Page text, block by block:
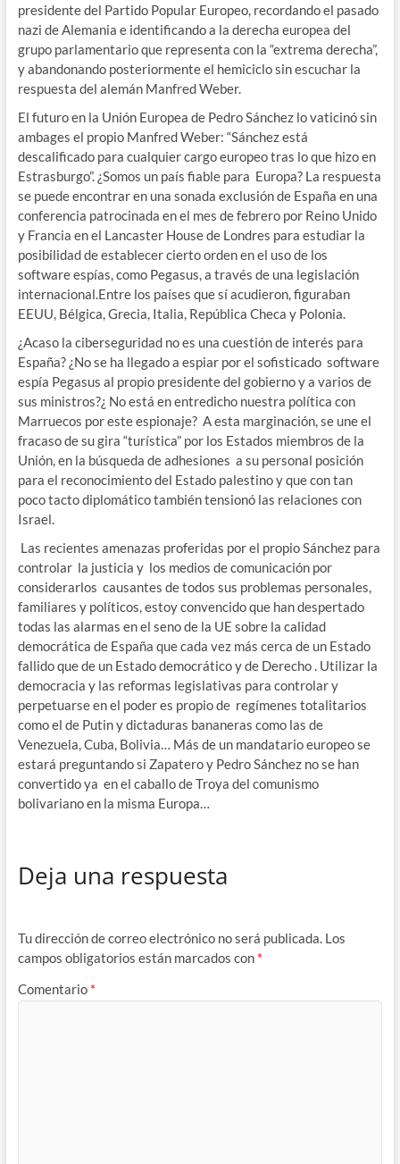
presidente del Partido Popular Europeo, recordando el pasado
nazi de Alemania e identificando a la derecha europea del
grupo parlamentario que representa con la “extrema derecha”,
y abandonando posteriormente el hemiciclo sin escuchar la
respuesta del alemán Manfred Weber.
El futuro en la Unión Europea de Pedro Sánchez lo vaticinó sin
ambages el propio Manfred Weber: “Sánchez está
descalificado para cualquier cargo europeo tras lo que hizo en
Estrasburgo”. ¿Somos un país fiable para Europa? La respuesta
se puede encontrar en una sonada exclusión de España en una
conferencia patrocinada en el mes de febrero por Reino Unido
y Francia en el Lancaster House de Londres para estudiar la
posibilidad de establecer cierto orden en el uso de los
software espías, como Pegasus, a través de una legislación
internacional.Entre los países que sí acudieron, figuraban
EEUU, Bélgica, Grecia, Italia, República Checa y Polonia.
¿Acaso la ciberseguridad no es una cuestión de interés para
España? ¿No se ha llegado a espiar por el sofisticado software
espía Pegasus al propio presidente del gobierno y a varios de
sus ministros?¿ No está en entredicho nuestra política con
Marruecos por este espionaje? A esta marginación, se une el
fracaso de su gira “turística” por los Estados miembros de la
Unión, en la búsqueda de adhesiones a su personal posición
para el reconocimiento del Estado palestino y que con tan
poco tacto diplomático también tensionó las relaciones con
Israel.
Las recientes amenazas proferidas por el propio Sánchez para
controlar la justicia y los medios de comunicación por
considerarlos causantes de todos sus problemas personales,
familiares y políticos, estoy convencido que han despertado
todas las alarmas en el seno de la UE sobre la calidad
democrática de España que cada vez más cerca de un Estado
fallido que de un Estado democrático y de Derecho . Utilizar la
democracia y las reformas legislativas para controlar y
perpetuarse en el poder es propio de regímenes totalitarios
como el de Putin y dictaduras bananeras como las de
Venezuela, Cuba, Bolivia… Más de un mandatario europeo se
estará preguntando si Zapatero y Pedro Sánchez no se han
convertido ya en el caballo de Troya del comunismo
bolivariano en la misma Europa…
Deja una respuesta
Tu dirección de correo electrónico no será publicada. Los
campos obligatorios están marcados con *
Comentario *